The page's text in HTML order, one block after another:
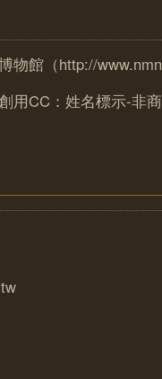
物館（http://
用CC：姓名標示-非